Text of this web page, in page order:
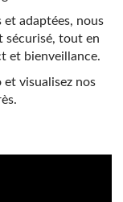
et adaptées, nous
sécurisé, tout en
et bienveillance.
visualisez nos